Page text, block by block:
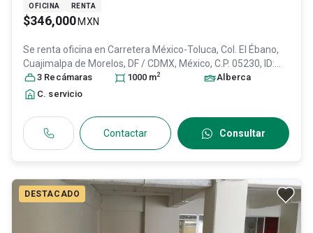
OFICINA RENTA
$346,000 MXN
Se renta oficina en Carretera México-Toluca, Col. El Ébano,
Cuajimalpa de Morelos, DF / CDMX, México, C.P. 05230, ID:
31429120
3 Recámaras 1000 m2
Alberca
C. servicio
Contactar Consultar
DESTACADO